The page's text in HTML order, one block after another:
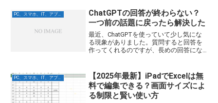
ではないでしょうか。結論...
PC、スマホ、IT、アプリ関連
ChatGPTの回答が終わらない？
一つ前の話題に戻ったら解決した
最近、ChatGPTを使っていて少し気にな
る現象がありました。質問すると回答を
作ってくれるのですが、長めの回答にな
表示されないことがあります。困るの
は、その状態だと次の質...
PC、スマホ、IT、アプリ関連
【2025年最新】iPadでExcelは無
料で編集できる？画面サイズによ
る制限と賢い使い方